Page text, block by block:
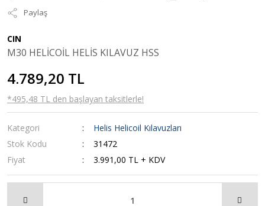
Paylaş
CIN
M30 HELİCOİL HELİS KILAVUZ HSS
4.789,20 TL
*495,48 TL den başlayan taksitlerle!
Kategori
Helis Helicoil Kılavuzları
Stok Kodu
31472
Fiyat
3.991,00 TL + KDV